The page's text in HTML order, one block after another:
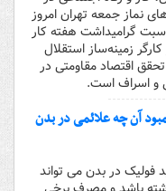
نماز جمعه تهران امروز
گرامیداشت هفته کار
کارگر زمینه‌ساز استقلال
اقتصاد مقاومتی در
و اسراف است.
آن چه علائمی در بدن
فولیک در بدن می تواند